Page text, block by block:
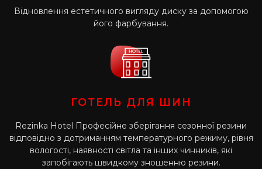
Відновлення естетичного вигляду диску за допомогою
його фарбування.
ГОТЕЛЬ ДЛЯ ШИН
Rezinka Hotel Професійне зберігання сезонної резини
відповідно з дотриманням температурного режиму, рівня
вологості, наявності світла та інших чинників, які
запобігають швидкому зношенню резини.